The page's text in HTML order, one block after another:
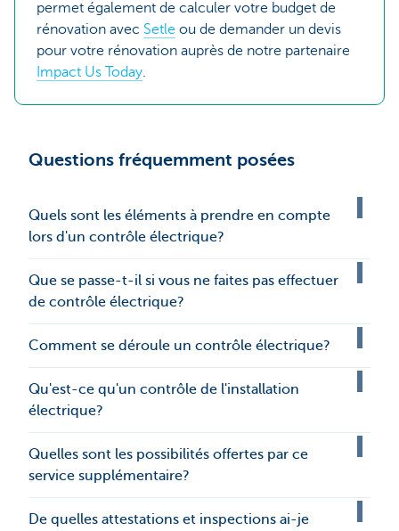
permet également de calculer votre budget de
rénovation avec Setle ou de demander un devis
pour votre rénovation auprès de notre partenaire
Impact Us Today.
Questions fréquemment posées
Quels sont les éléments à prendre en compte
lors d'un contrôle électrique?
Que se passe-t-il si vous ne faites pas effectuer
de contrôle électrique?
Comment se déroule un contrôle électrique?
Qu'est-ce qu'un contrôle de l'installation
électrique?
Quelles sont les possibilités offertes par ce
service supplémentaire?
De quelles attestations et inspections ai-je